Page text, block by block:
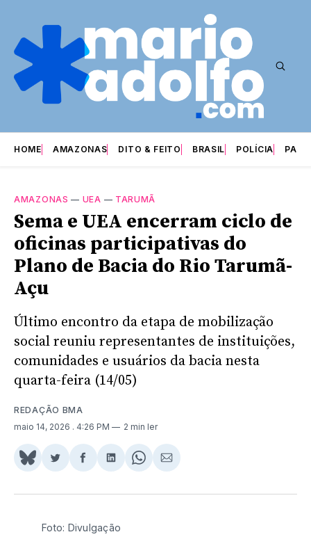
HOME AMAZONAS DITO & FEITO BRASIL POLÍCIA
AMAZONAS — UEA — TARUMÃ
Sema e UEA encerram ciclo de
oficinas participativas do
Plano de Bacia do Rio Tarumã-
Açu
Último encontro da etapa de mobilização
social reuniu representantes de instituições,
comunidades e usuários da bacia nesta
quarta-feira (14/05)
REDAÇÃO BMA
maio 14, 2026 . 4:26 PM 2 min ler
Share
BlueSky
Compartilhar
Twitter
Compartilhar
Facebook
Compartilhar
LinkedIn
Share
WhatsApp
Compartilhar
Email
Foto: Divulgação